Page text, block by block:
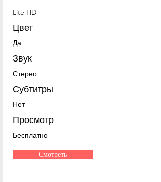
Lite HD
Цвет
Да
Звук
Стерео
Субтитры
Нет
Просмотр
Бесплатно
Смотреть